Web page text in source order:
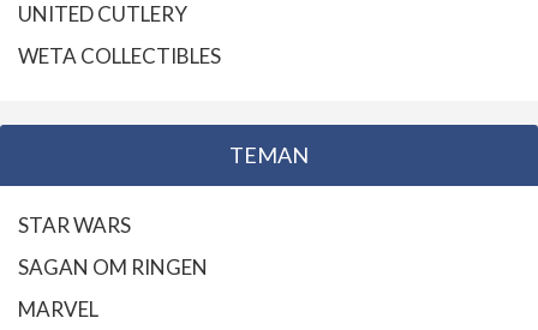
UNITED CUTLERY
WETA COLLECTIBLES
TEMAN
STAR WARS
SAGAN OM RINGEN
MARVEL